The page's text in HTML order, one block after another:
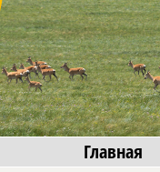
Главная